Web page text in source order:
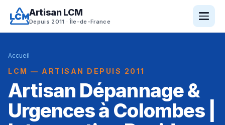
Artisan LCM
Depuis 2011 · Île-de-France
Accueil
LCM — ARTISAN DEPUIS 2011
Artisan Dépannage &
Urgences à Colombes |